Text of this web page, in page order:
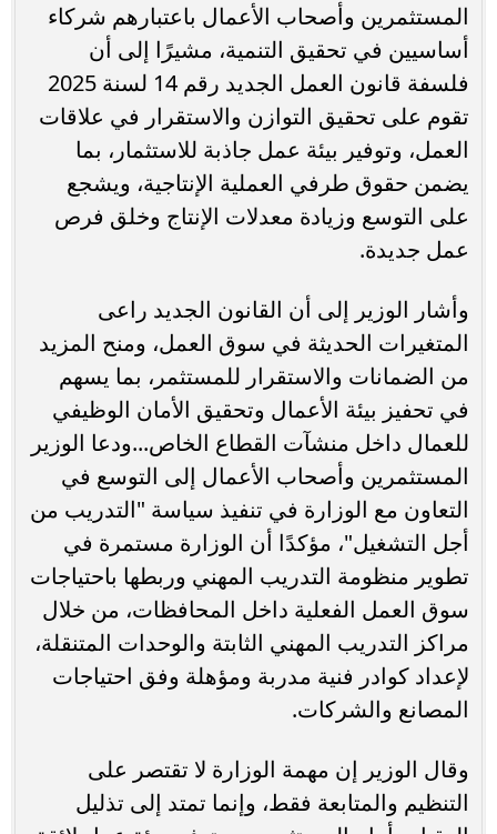
المستثمرين وأصحاب الأعمال باعتبارهم شركاء
أساسيين في تحقيق التنمية، مشيرًا إلى أن
فلسفة قانون العمل الجديد رقم 14 لسنة 2025
تقوم على تحقيق التوازن والاستقرار في علاقات
العمل، وتوفير بيئة عمل جاذبة للاستثمار، بما
يضمن حقوق طرفي العملية الإنتاجية، ويشجع
على التوسع وزيادة معدلات الإنتاج وخلق فرص
عمل جديدة.
وأشار الوزير إلى أن القانون الجديد راعى
المتغيرات الحديثة في سوق العمل، ومنح المزيد
من الضمانات والاستقرار للمستثمر، بما يسهم
في تحفيز بيئة الأعمال وتحقيق الأمان الوظيفي
للعمال داخل منشآت القطاع الخاص...ودعا الوزير
المستثمرين وأصحاب الأعمال إلى التوسع في
التعاون مع الوزارة في تنفيذ سياسة "التدريب من
أجل التشغيل"، مؤكدًا أن الوزارة مستمرة في
تطوير منظومة التدريب المهني وربطها باحتياجات
سوق العمل الفعلية داخل المحافظات، من خلال
مراكز التدريب المهني الثابتة والوحدات المتنقلة،
لإعداد كوادر فنية مدربة ومؤهلة وفق احتياجات
المصانع والشركات.
وقال الوزير إن مهمة الوزارة لا تقتصر على
التنظيم والمتابعة فقط، وإنما تمتد إلى تذليل